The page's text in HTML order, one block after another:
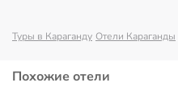
Туры в Караганду Отели Караганды
Похожие отели